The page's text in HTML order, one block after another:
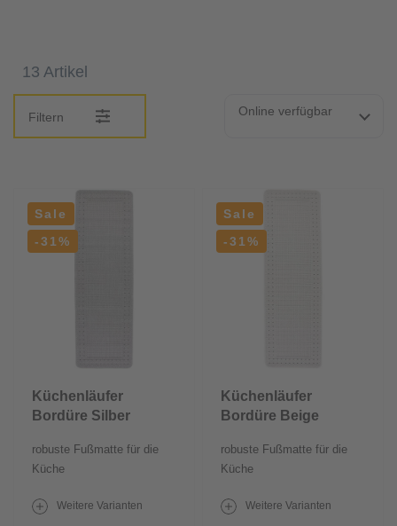
13 Artikel
Filtern Online verfügbar
Sale
-31%
Küchenläufer
Bordüre Silber
robuste Fußmatte für die
Küche
Weitere Varianten
Sale
-31%
Küchenläufer
Bordüre Beige
robuste Fußmatte für die
Küche
Weitere Varianten